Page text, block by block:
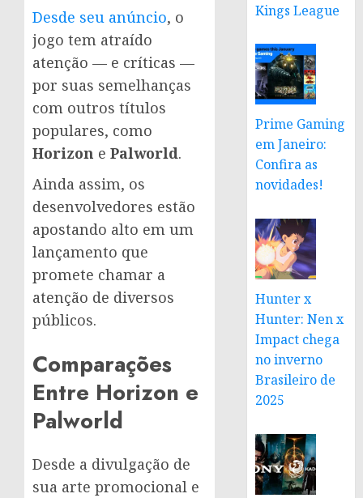
Desde seu anúncio, o
jogo tem atraído
atenção — e críticas —
por suas semelhanças
com outros títulos
populares, como
Horizon e Palworld.
Ainda assim, os
desenvolvedores estão
apostando alto em um
lançamento que
promete chamar a
atenção de diversos
públicos.
Comparações
Entre Horizon e
Palworld
Desde a divulgação de
sua arte promocional e
Kings League
Prime Gaming
em Janeiro:
Confira as
novidades!
Hunter x
Hunter: Nen x
Impact chega
no inverno
Brasileiro de
2025